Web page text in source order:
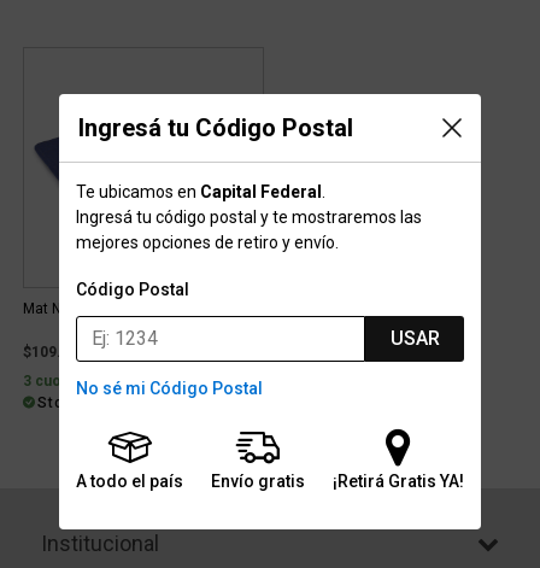
Ingresá tu Código Postal
Te ubicamos en Capital Federal
Ingresá tu código postal y te mostraremos las
mejores opciones de retiro y envío.
Código Postal
USAR
No sé mi Código Postal
A todo el país Envío gratis ¡Retirá Gratis YA!
Mat Nike Move 4mm
$109.439
3 cuotas sin interés de $36.480
Stock para retiro/envío
Institucional